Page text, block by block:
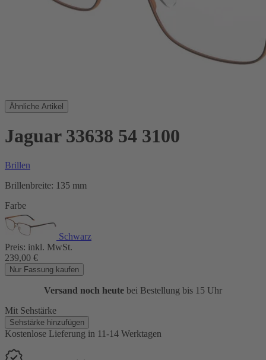
Ähnliche Artikel
Jaguar 33638 54 3100
Brillen
Brillenbreite: 135 mm
Farbe
Schwarz
Preis: inkl. MwSt.
239,00 €
Nur Fassung kaufen
Versand noch heute bei Bestellung bis 15 Uhr
Mit Sehstärke
Sehstärke hinzufügen
Kostenlose Lieferung in 11-14 Werktagen